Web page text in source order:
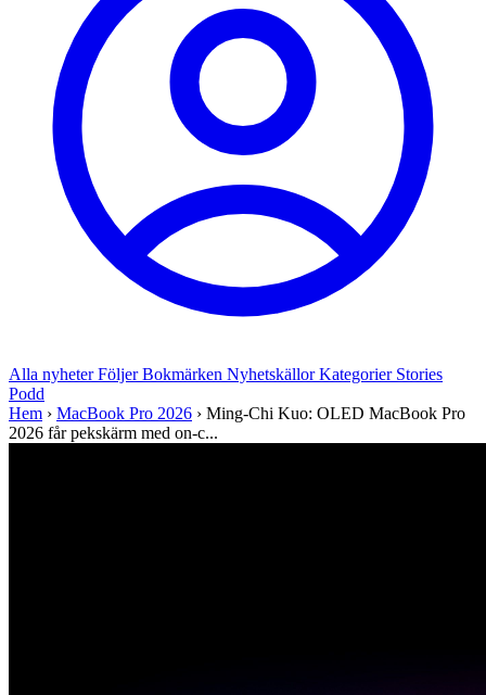
Alla nyheterFöljerBokmärken NyhetskällorKategorier Stories
Podd
Hem › MacBook Pro 2026 › Ming-Chi Kuo: OLED MacBook Pro
2026 får pekskärm med on-c...